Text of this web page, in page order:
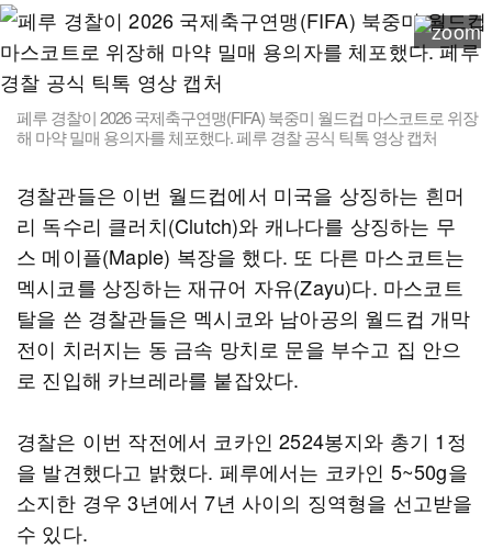
페루 경찰이 2026 국제축구연맹(FIFA) 북중미 월드컵 마스코트로 위장
해 마약 밀매 용의자를 체포했다. 페루 경찰 공식 틱톡 영상 캡처
경찰관들은 이번 월드컵에서 미국을 상징하는 흰머
리 독수리 클러치(Clutch)와 캐나다를 상징하는 무
스 메이플(Maple) 복장을 했다. 또 다른 마스코트는
멕시코를 상징하는 재규어 자유(Zayu)다. 마스코트
탈을 쓴 경찰관들은 멕시코와 남아공의 월드컵 개막
전이 치러지는 동 금속 망치로 문을 부수고 집 안으
로 진입해 카브레라를 붙잡았다.
경찰은 이번 작전에서 코카인 2524봉지와 총기 1정
을 발견했다고 밝혔다. 페루에서는 코카인 5~50g을
소지한 경우 3년에서 7년 사이의 징역형을 선고받을
수 있다.